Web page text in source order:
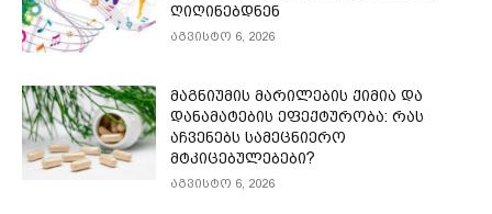
ღიღინებდნენ
აგვისტო 6, 2026
მაგნიუმის მარილების ქიმია და
დანამატების ეფექტურობა: რას
აჩვენებს სამეცნიერო
მტკიცებულებები?
აგვისტო 6, 2026